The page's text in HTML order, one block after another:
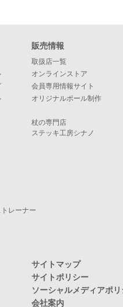
販売情報
取扱店一覧
オンラインストア
会員専用情報サイト
オリジナルポール制作
杖の専門店
ステッキ工房シナノ
レーナー
サイトマップ
サイトポリシー
ソーシャルメディアポ
会社案内